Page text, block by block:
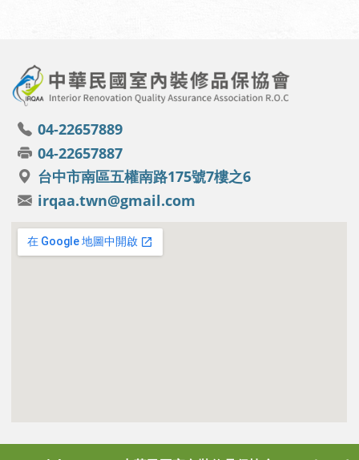
04-22657889
04-22657887
台中市南區五權南路175號7樓之6
irqaa.twn@gmail.com